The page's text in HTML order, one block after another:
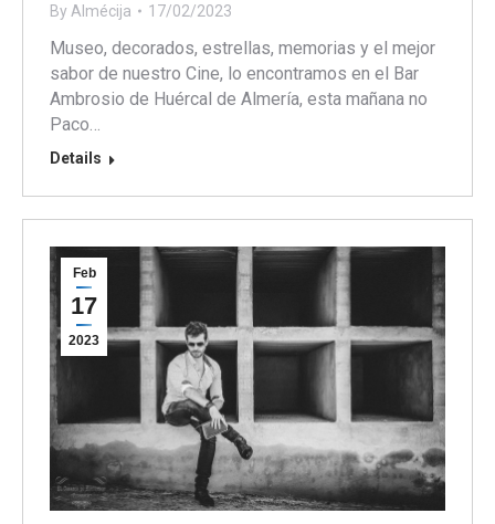
By Almécija 17/02/2023
Museo, decorados, estrellas, memorias y el mejor
sabor de nuestro Cine, lo encontramos en el Bar
Ambrosio de Huércal de Almería, esta mañana no
Paco…
Details
Feb
17
2023